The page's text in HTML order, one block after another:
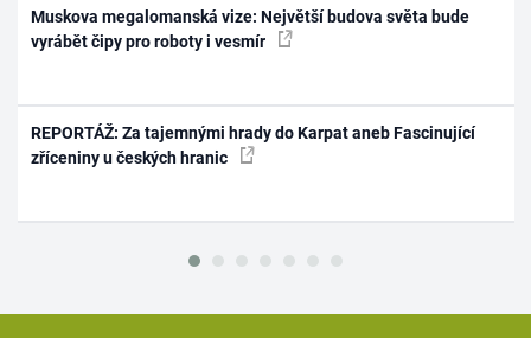
Muskova megalomanská vize: Největší budova světa bude
vyrábět čipy pro roboty i vesmír
REPORTÁŽ: Za tajemnými hrady do Karpat aneb Fascinující
zříceniny u českých hranic